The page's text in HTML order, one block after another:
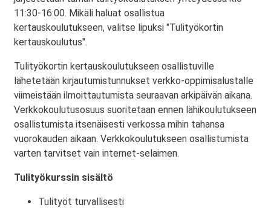
11:30-16:00. Mikäli haluat osallistua
kertauskoulutukseen, valitse lipuksi "Tulityökortin
kertauskoulutus".
Tulityökortin kertauskoulutukseen osallistuville
lähetetään kirjautumistunnukset verkko-oppimisalustalle
viimeistään ilmoittautumista seuraavan arkipäivän aikana.
Verkkokoulutusosuus suoritetaan ennen lähikoulutukseen
osallistumista itsenäisesti verkossa mihin tahansa
vuorokauden aikaan. Verkkokoulutukseen osallistumista
varten tarvitset vain internet-selaimen.
Tulityökurssin sisältö
Tulityöt turvallisesti